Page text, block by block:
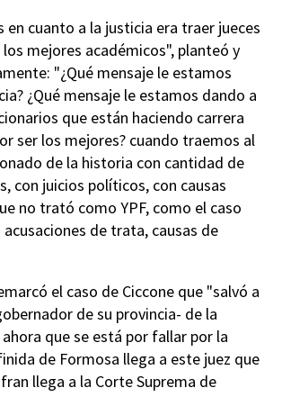
en cuanto a la justicia era traer jueces
mejores académicos", planteó y
"¿Qué mensaje le estamos
¿Qué mensaje le estamos dando a
que están haciendo carrera
ser los mejores? cuando traemos al
de la historia con cantidad de
con juicios políticos, con causas
no trató como YPF, como el caso
de trata, causas de
el caso de Ciccone que "salvó a
de su provincia- de la
que se está por fallar por la
de Formosa llega a este juez que
llega a la Corte Suprema de